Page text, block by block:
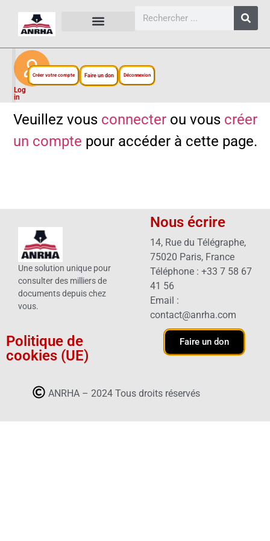
Log
in
Créer votre compte Faire un don Déconnexion
Veuillez vous connecterou vous créer
un compte pour accéder à cette page.
Une solution unique pour
consulter des milliers de
documents depuis chez
vous.
Politique de
cookies (UE)
Nous écrire
14, Rue du Télégraphe,
75020 Paris, France
Téléphone : +33 7 58 67
41 56
Email :
contact@anrha.com
Faire un don
ANRHA – 2024 Tous droits réservés